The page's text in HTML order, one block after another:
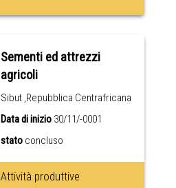
Sementi ed attrezzi
agricoli
Sibut ,Repubblica Centrafricana
Data di inizio 30/11/-0001
stato concluso
Attività produttive